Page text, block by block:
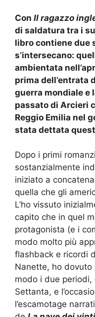
Con Il ragazzo
di saldatura tra i
libro contiene due
s’intersecano:
ambientata
prima dell’entrata
guerra mondiale e l
passato di Arcieri
Reggio Emilia nel
stata dettata
Dopo i primi
sostanzialmente
iniziato a
quella che gli
L’ho vissuto
capito che in quel
protagonista (e i
modo molto più
flashback e ricordi
Nanette, ho dovuto
modo i due periodi,
Settanta, e
l’escamotage